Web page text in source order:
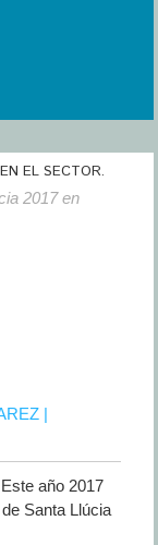
EL SECTOR.
2017 en
|
Este año 2017
Santa Llúcia